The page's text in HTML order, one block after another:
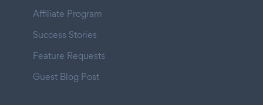
Affiliate Program
Success Stories
Feature Requests
Guest Blog Post